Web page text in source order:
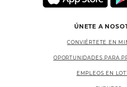
ÚNETE A
CONVIÉRTETE EN
OPORTUNIDADES PARA
EMPLEOS EN